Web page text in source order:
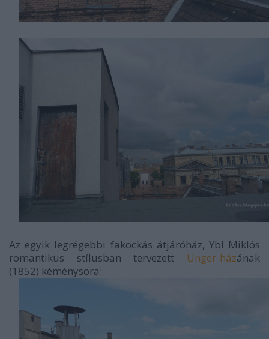
Az egyik legrégebbi fakockás átjáróház, Ybl Miklós
romantikus stílusban tervezett Unger-házának
(1852) kéménysora: